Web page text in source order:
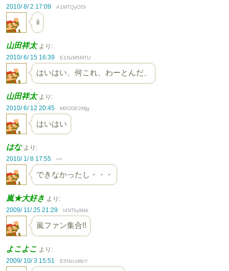
2010/ 8/ 2 17:09
A1MTQyODI
ii
山田祥太 より:
2010/ 6/ 15 16:39
E1NzM5MTU
はいはい、何これ、わーとんだ、
山田祥太 より:
2010/ 6/ 12 20:45
M0ODE2Mjg
はいはい
はな より:
2010/ 1/ 8 17:55
==
できなかったし・・・
嵐★大好き より:
2009/ 11/ 25 21:29
I4NTkyMzk
嵐ファン集合!!
よこよこ より:
2009/ 10/ 3 15:51
E5NzcxMzY